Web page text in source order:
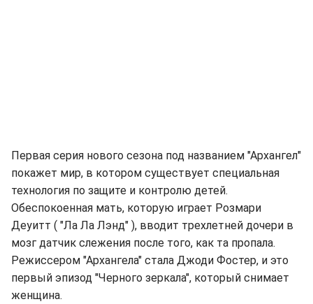
Первая серия нового сезона под названием "Архангел"
покажет мир, в котором существует специальная
технология по защите и контролю детей.
Обеспокоенная мать, которую играет Розмари
Деуитт ( "Ла Ла Лэнд" ), вводит трехлетней дочери в
мозг датчик слежения после того, как та пропала.
Режиссером "Архангела" стала Джоди Фостер, и это
первый эпизод "Черного зеркала", который снимает
женщина.